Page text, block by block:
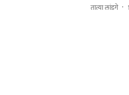
तात्या लांडगे